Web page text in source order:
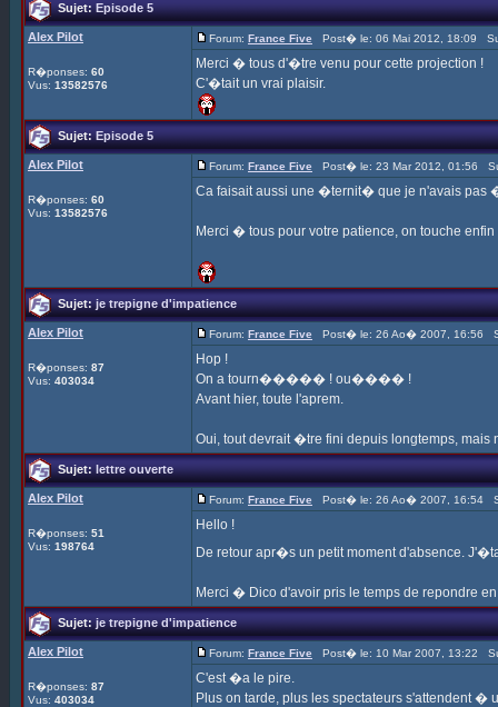
Sujet:Episode 5
Alex Pilot
R�ponses: 60
Vus: 13582576
Forum: France Five Post� le: 06 Mai 2012, 18:09
Merci � tous d'�tre venu pour cette projection !
C'�tait un vrai plaisir.
Sujet:Episode 5
Alex Pilot
R�ponses: 60
Vus: 13582576
Forum: France Five Post� le: 23 Mar 2012, 01:56
Ca faisait aussi une �ternit� que je n'avais pas
Merci � tous pour votre patience, on touche enfin
Sujet:je trepigne d'impatience
Alex Pilot
R�ponses: 87
Vus: 403034
Forum: France Five Post� le: 26 Ao� 2007, 16:56
Hop !
On a tourn����� ! ou���� !
Avant hier, toute l'aprem.
Oui, tout devrait �tre fini depuis longtemps,
Sujet:lettre ouverte
Alex Pilot
R�ponses: 51
Vus: 198764
Forum: France Five Post� le: 26 Ao� 2007, 16:54
Hello !
De retour apr�s un petit moment d'absence.
Merci � Dico d'avoir pris le temps de repondre
Sujet:je trepigne d'impatience
Alex Pilot
R�ponses: 87
Vus: 403034
Forum: France Five Post� le: 10 Mar 2007, 13:22
C'est �a le pire.
Plus on tarde, plus les spectateurs s'attendent �